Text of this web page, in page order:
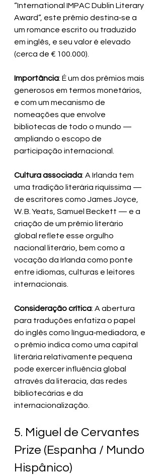
“International IMPAC Dublin Literary
Award”, este prêmio destina‑se a
um romance escrito ou traduzido
em inglês, e seu valor é elevado
(cerca de € 100.000).
Importância: É um dos prêmios mais
generosos em termos monetários,
e com um mecanismo de
nomeações que envolve
bibliotecas de todo o mundo —
ampliando o escopo de
participação internacional.
Cultura associada: A Irlanda tem
uma tradição literária riquíssima —
de escritores como James Joyce,
W. B. Yeats, Samuel Beckett — e a
criação de um prêmio literário
global reflete esse orgulho
nacional literário, bem como a
vocação da Irlanda como ponte
entre idiomas, culturas e leitores
internacionais.
Consideração crítica: A abertura
para traduções enfatiza o papel
do inglês como língua‑mediadora, e
o prêmio indica como uma capital
literária relativamente pequena
pode exercer influência global
através da literacia, das redes
bibliotecárias e da
internacionalização.
5. Miguel de Cervantes
Prize (Espanha / Mundo
Hispânico)